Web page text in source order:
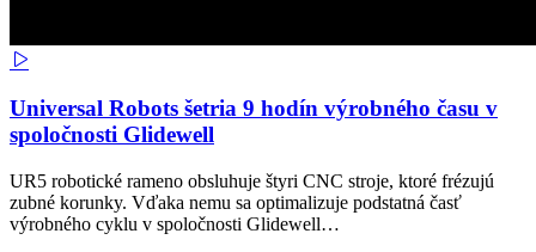
Universal Robots šetria 9 hodín výrobného času v
spoločnosti Glidewell
UR5 robotické rameno obsluhuje štyri CNC stroje, ktoré frézujú
zubné korunky. Vďaka nemu sa optimalizuje podstatná časť
výrobného cyklu v spoločnosti Glidewell…